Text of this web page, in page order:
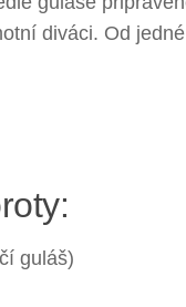
diváci. Od
guláš)